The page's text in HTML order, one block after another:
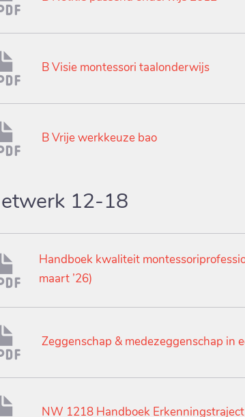
B Visie montessori taalonderwijs
B Vrije werkkeuze bao
12-18
Handboek kwaliteit
maart ’26)
Zeggenschap & medezeggenschap in
NW 1218 Handboek